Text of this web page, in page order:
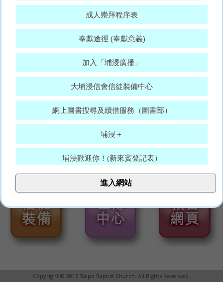
Copyright © 2015 Taipo Baptist Church. All Rights Reserved.
成人崇拜程序表
奉獻途徑 (奉獻意義)
加入「埔浸廣播」
大埔浸信會信徒裝備中心
網上圖書搜尋及續借服務（圖書部）
埔浸＋
埔浸歡迎你！(新來賓登記表）
大埔浸信會代禱表
願賜平安的神，常和你們眾人同在。(羅15:33)
進入網站